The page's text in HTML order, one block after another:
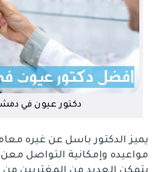
دكتور عيون في
يميز الدكتور باسل عن غيره
مواعيده وإمكانية التواصل